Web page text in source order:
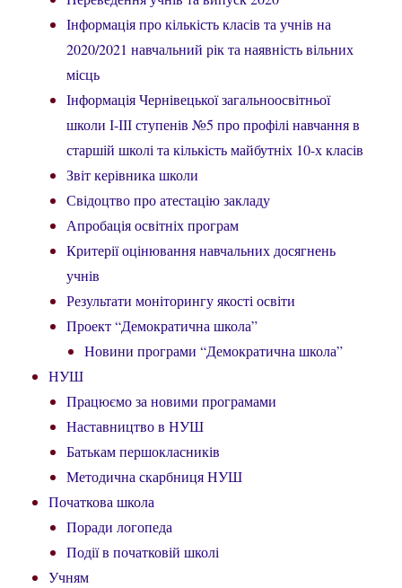
Інформація про кількість класів та учнів на
2020/2021 навчальний рік та наявність вільних
місць
Інформація Чернівецької загальноосвітньої
школи І-ІІІ ступенів №5 про профілі навчання в
старшій школі та кількість майбутніх 10-х класів
Звіт керівника школи
Свідоцтво про атестацію закладу
Апробація освітніх програм
Критерії оцінювання навчальних досягнень
учнів
Результати моніторингу якості освіти
Проект “Демократична школа”
Новини програми “Демократична школа”
НУШ
Працюємо за новими програмами
Наставництво в НУШ
Батькам першокласників
Методична скарбниця НУШ
Початкова школа
Поради логопеда
Події в початковій школі
Учням